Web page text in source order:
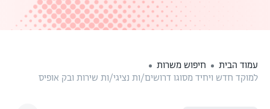
עמוד הבית
חיפוש משרות
למוקד חדש ויחיד מסוגו דרושים/ות נציגי/ות שירות ובק אופיס